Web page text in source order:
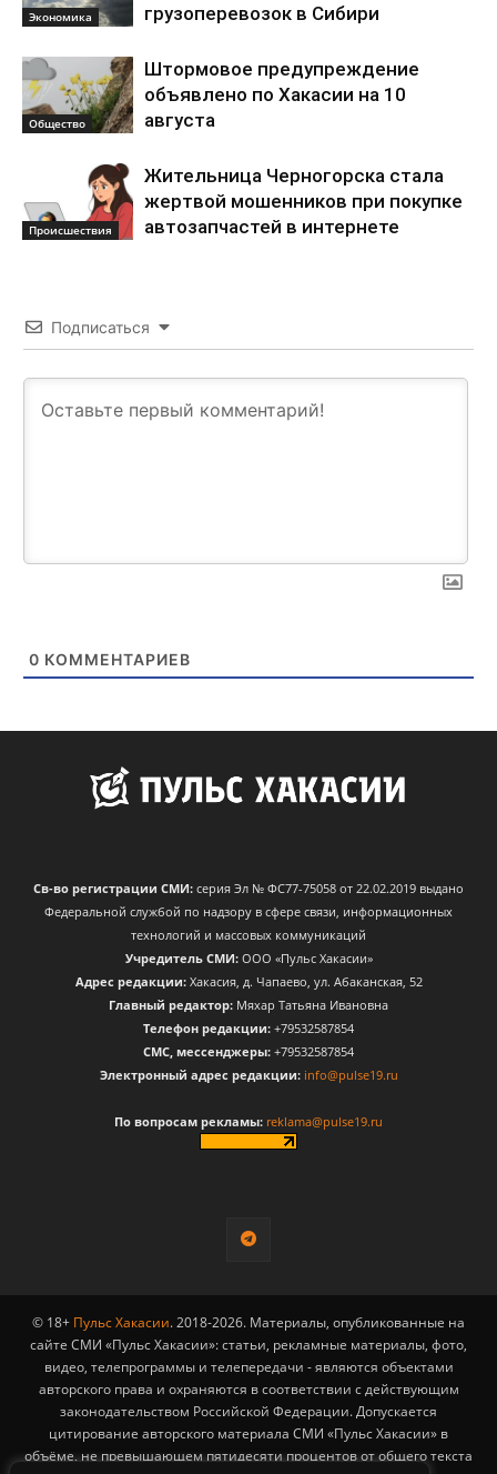
Экономика
грузоперевозок в Сибири
Общество
Штормовое предупреждение
объявлено по Хакасии на 10
августа
Происшествия
Жительница Черногорска стала
жертвой мошенников при покупке
автозапчастей в интернете
Подписаться
0 КОММЕНТАРИЕВ
Св-во регистрации СМИ: серия Эл № ФС77-75058 от 22.02.2019 выдано
Федеральной службой по надзору в сфере связи, информационных
технологий и массовых коммуникаций
Учредитель СМИ:ООО «Пульс Хакасии»
Адрес редакции:Хакасия, д. Чапаево, ул. Абаканская, 52
Главный редактор: Мяхар Татьяна Ивановна
Телефон редакции: +79532587854
CМС, мессенджеры: +79532587854
Электронный адрес редакции: info@pulse19.ru
По вопросам рекламы: reklama@pulse19.ru
© 18+ Пульс Хакасии. 2018-2026. Материалы, опубликованные на
сайте СМИ «Пульс Хакасии»: статьи, рекламные материалы, фото,
видео, телепрограммы и телепередачи - являются объектами
авторского права и охраняются в соответствии с действующим
законодательством Российской Федерации. Допускается
цитирование авторского материала СМИ «Пульс Хакасии» в
объёме, не превышающем пятидесяти процентов от общего текста